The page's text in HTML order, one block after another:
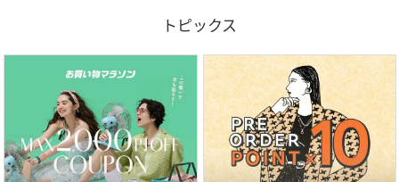
トピックス